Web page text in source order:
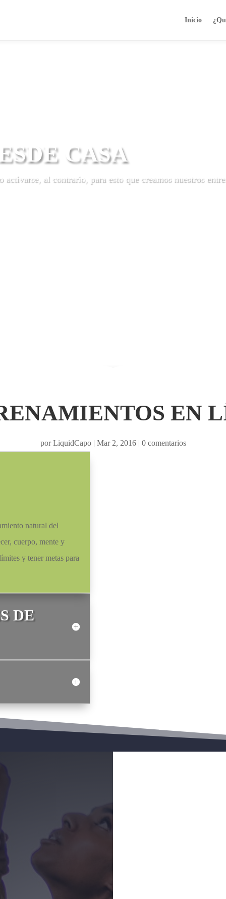
Inicio
CASA
activarse, al contrario, para esto que creamos nuestros
EN
porLiquidCapo| Mar 2, 2016| 0 comentarios
natural del
cuerpo, mente y
y tener metas para
DE